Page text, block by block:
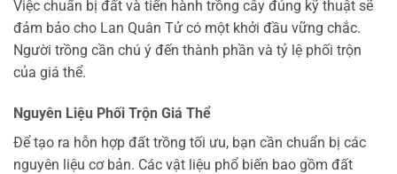
Việc chuẩn bị đất và tiến hành trồng cây đúng kỹ thuật sẽ
đảm bảo cho Lan Quân Tử có một khởi đầu vững chắc.
Người trồng cần chú ý đến thành phần và tỷ lệ phối trộn
của giá thể.
Nguyên Liệu Phối Trộn Giá Thể
Để tạo ra hỗn hợp đất trồng tối ưu, bạn cần chuẩn bị các
nguyên liệu cơ bản. Các vật liệu phổ biến bao gồm đất